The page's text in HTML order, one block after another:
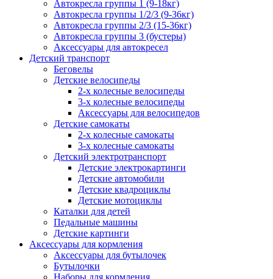
Автокресла группы 1 (9-18кг)
Автокресла группы 1/2/3 (9-36кг)
Автокресла группы 2/3 (15-36кг)
Автокресла группы 3 (бустеры)
Аксессуары для автокресел
Детский транспорт
Беговелы
Детские велосипеды
2-х колесные велосипеды
3-х колесные велосипеды
Аксессуары для велосипедов
Детские самокаты
2-х колесные самокаты
3-х колесные самокаты
Детский электротранспорт
Детские электрокартинги
Детские автомобили
Детские квадроциклы
Детские мотоциклы
Каталки для детей
Педальные машины
Детские картинги
Аксессуары для кормления
Аксессуары для бутылочек
Бутылочки
Наборы для кормления